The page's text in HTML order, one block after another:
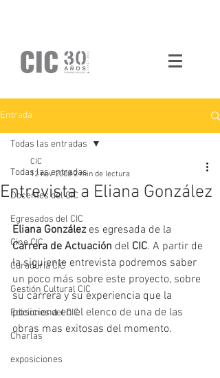
Entrada
Todas las entradas
Docentes del CIC
Egresados del CIC
Cine CIC
Curaduría CIC
Gestión Cultural CIC
Ediciones del CIC
Charlas
exposiciones
Todas las entradas
Entrevista a Eliana González
CIC
12 nov 2008 2 min de lectura
Eliana González es egresada de la
Carrera de Actuación del CIC. A partir de
la siguiente entrevista podremos saber
un poco más sobre este proyecto, sobre
su carrera y su experiencia que la
posiciona en el elenco de una de las
obras mas exitosas del momento.